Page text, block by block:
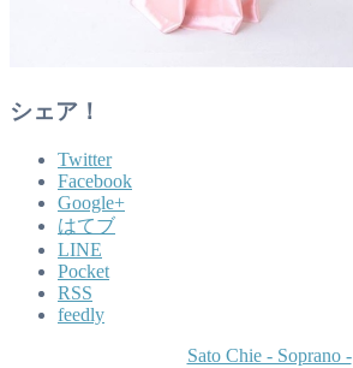
シェア！
Twitter
Facebook
Google+
はてブ
LINE
Pocket
RSS
feedly
Sato Chie - Soprano -